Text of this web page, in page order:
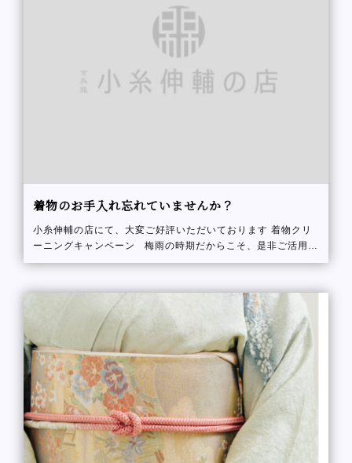
着物のお手入れ忘れていませんか？
小糸伸輔の店にて、大変ご好評いただいております 着物クリ
ーニングキャンペーン 梅雨の時期だからこそ、是非ご活用く
ださい 店舗へのご来店、お電話でのご相談もお気軽に♪ &nb